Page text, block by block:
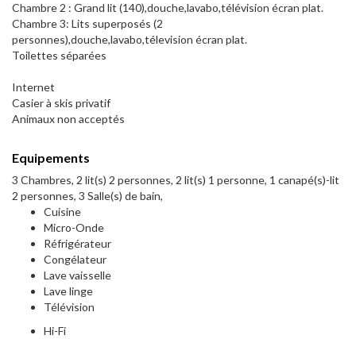
Chambre 2 : Grand lit (140),douche,lavabo,télévision écran plat.
Chambre 3: Lits superposés (2
personnes),douche,lavabo,télevision écran plat.
Toilettes séparées
Internet
Casier à skis privatif
Animaux non acceptés
Equipements
3 Chambres, 2 lit(s) 2 personnes, 2 lit(s) 1 personne, 1 canapé(s)-lit
2 personnes, 3 Salle(s) de bain,
Cuisine
Micro-Onde
Réfrigérateur
Congélateur
Lave vaisselle
Lave linge
Télévision
Hi-Fi